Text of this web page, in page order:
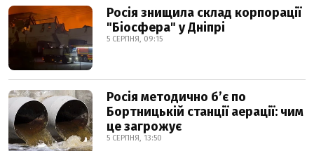
Росія знищила склад корпорації
"Біосфера" у Дніпрі
5 СЕРПНЯ, 09:15
Росія методично б’є по
Бортницькій станції аерації: чим
це загрожує
5 СЕРПНЯ, 13:50